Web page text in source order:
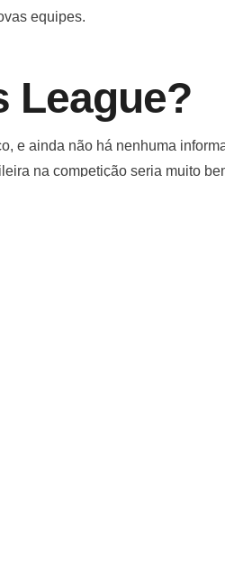
equipes.
League?
e ainda não há nenhuma
na competição seria muito